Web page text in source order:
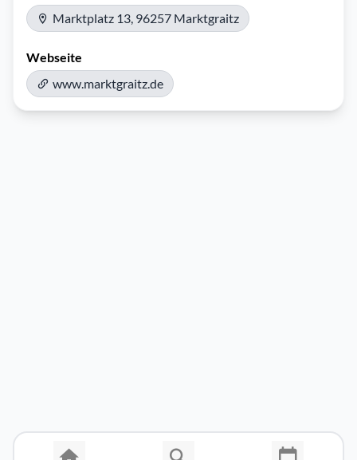
Marktplatz 13, 96257 Marktgraitz
Webseite
www.marktgraitz.de